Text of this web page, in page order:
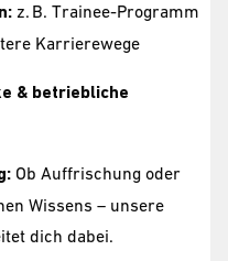
z. B. Trainee-Programm
Karrierewege
& betriebliche
Ob Auffrischung oder
Wissens – unsere
dich dabei.